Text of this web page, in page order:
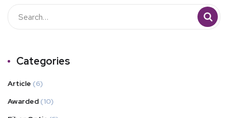
Categories
Article (6)
Awarded (10)